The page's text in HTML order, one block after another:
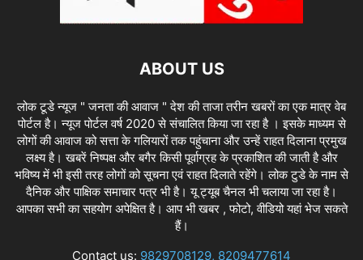
ABOUT US
लोक टूडे न्यूज " जनता की आवाज " देश की ताजा तरीन खबरों का एक मात्र वेब
पोर्टल है। न्यूज पोर्टल वर्ष 2020 से संचालित किया जा रहा है । इसके माध्यम से
लोगों की आवाज को सत्ता के गलियारों तक पहुंचाना और उन्हें राहत दिलाना प्रमुख
लक्ष्य है। खबरें निष्पक्ष और बगैर किसी पूर्वाग्रह के प्रकाशित की जाती है और
भविष्य में भी इसी तरह लोगों को सूचना एवं राहत दिलाते रहेंगे। लोक टुडे के नाम से
दैनिक और पाक्षिक समाचार पत्र भी है। यू ट्यूब चैनल भी चलाया जा रहा है।
आपका सभी का सहयोग अपेक्षित है। आप भी खबर , फोटो, वीडियो यहां भेज सकते
हैं।
Contact us: 9829708129, 8209477614